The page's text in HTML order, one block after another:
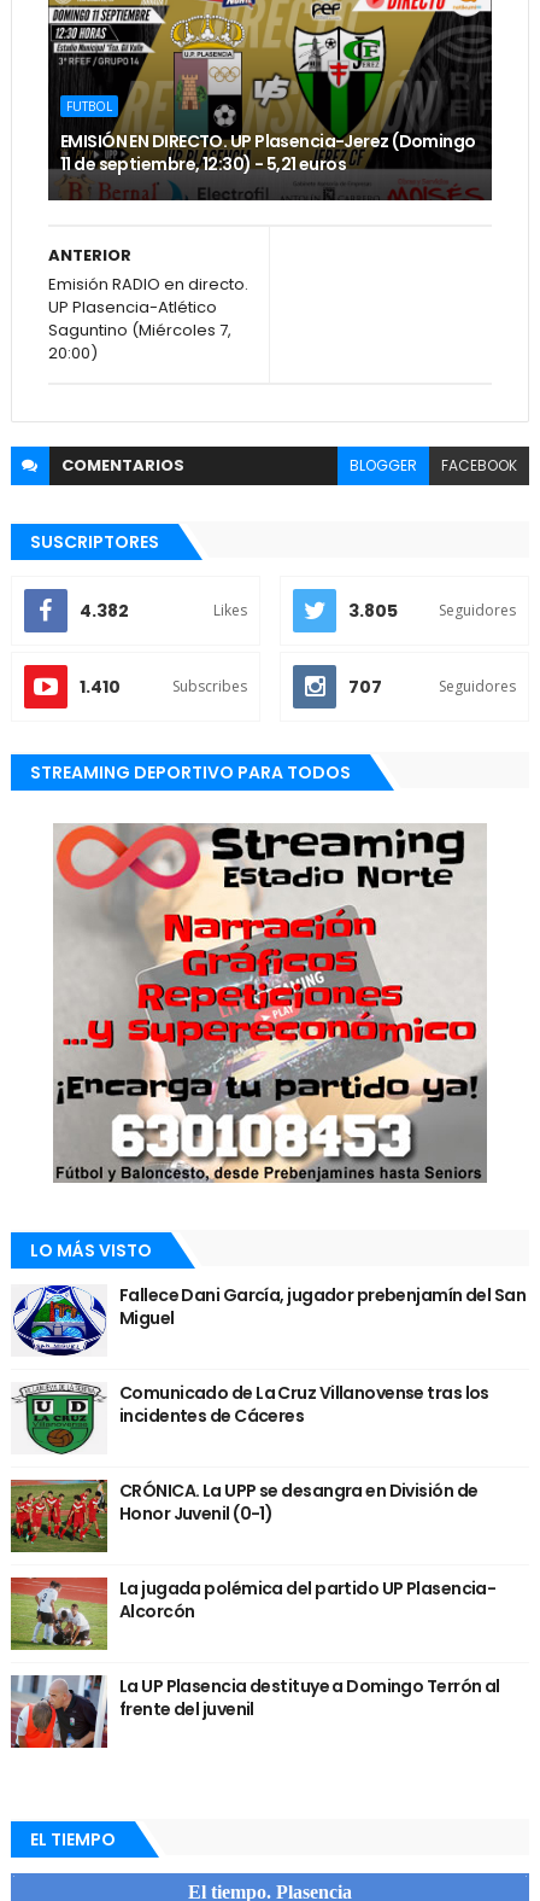
FUTBOL
EMISIÓN EN DIRECTO. UP Plasencia-Jerez (Domingo
11 de septiembre, 12:30) - 5,21 euros
ANTERIOR
Emisión RADIO en directo.
UP Plasencia-Atlético
Saguntino (Miércoles 7,
20:00)
COMENTARIOS BLOGGER FACEBOOK
SUSCRIPTORES
4.382 Likes 3.805 Seguidores
1.410 Subscribes 707 Seguidores
STREAMING DEPORTIVO PARA TODOS
LO MÁS VISTO
Fallece Dani García, jugador prebenjamín del San
Miguel
Comunicado de La Cruz Villanovense tras los
incidentes de Cáceres
CRÓNICA. La UPP se desangra en División de
Honor Juvenil (0-1)
La jugada polémica del partido UP Plasencia-
Alcorcón
La UP Plasencia destituye a Domingo Terrón al
frente del juvenil
EL TIEMPO